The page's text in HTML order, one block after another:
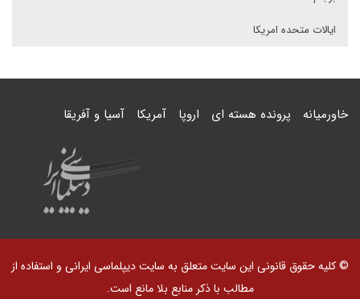
ایالات متحده امریکا
خاورمیانه پرونده هسته ای اروپا آمریکا آسیا و آفریقا
© کلیه حقوق قانونی این سایت متعلق به سایت دیپلماسی ایرانی و استفاده از
مطالب با ذکر منابع بلا مانع است.